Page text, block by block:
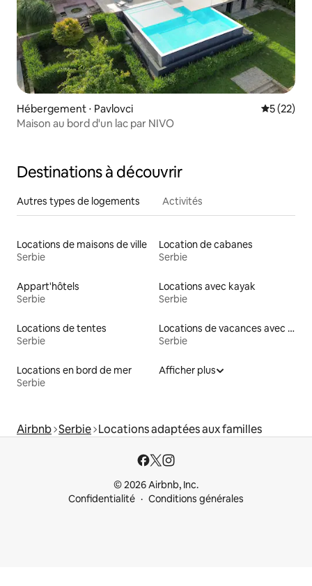
Hébergement ⋅ Pavlovci
5 (22)
Maison au bord d'un lac par NIVO
Destinations à découvrir
Autres types de logements Activités
Locations de maisons de ville
Serbie
Location de cabanes
Serbie
Appart'hôtels
Serbie
Locations avec kayak
Serbie
Locations de tentes
Serbie
Locations de vacances avec piscine
Serbie
Locations en bord de mer
Serbie
Afficher plus
Airbnb Serbie Locations adaptées aux familles
© 2026 Airbnb, Inc.
Confidentialité
Conditions générales